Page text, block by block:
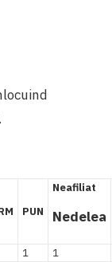
PUN
Neafiliat
Nedelea
1
1